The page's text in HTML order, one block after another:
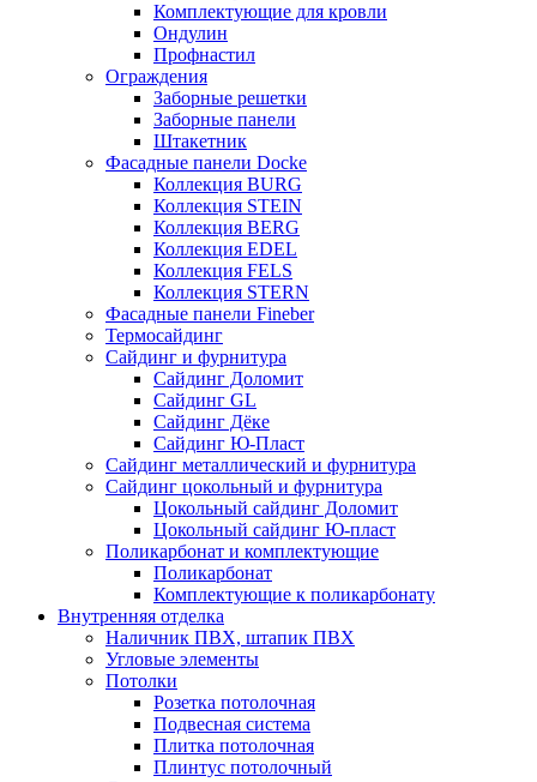
Комплектующие для кровли
Ондулин
Профнастил
Ограждения
Заборные решетки
Заборные панели
Штакетник
Фасадные панели Docke
Коллекция BURG
Коллекция STEIN
Коллекция BERG
Коллекция EDEL
Коллекция FELS
Коллекция STERN
Фасадные панели Fineber
Термосайдинг
Сайдинг и фурнитура
Сайдинг Доломит
Сайдинг GL
Сайдинг Дёке
Сайдинг Ю-Пласт
Сайдинг металлический и фурнитура
Сайдинг цокольный и фурнитура
Цокольный сайдинг Доломит
Цокольный сайдинг Ю-пласт
Поликарбонат и комплектующие
Поликарбонат
Комплектующие к поликарбонату
Внутренняя отделка
Наличник ПВХ, штапик ПВХ
Угловые элементы
Потолки
Розетка потолочная
Подвесная система
Плитка потолочная
Плинтус потолочный